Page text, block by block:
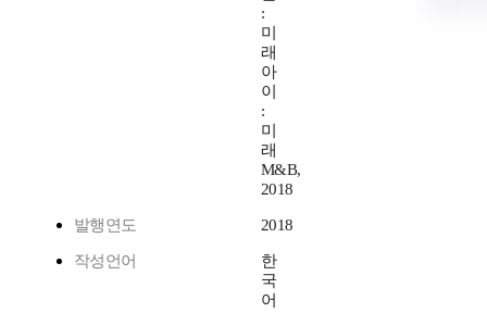
:
미
래
아
이
:
미
래
M&B,
2018
발행연도 2018
작성언어
한
국
어